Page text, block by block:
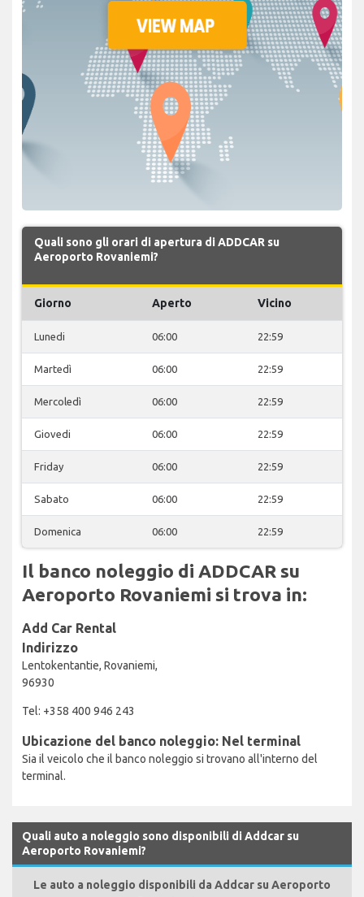
Quali sono gli orari di apertura di ADDCAR su
Aeroporto Rovaniemi?
Giorno Aperto Vicino
Lunedi 06:00 22:59
Martedì 06:00 22:59
Mercoledì 06:00 22:59
Giovedi 06:00 22:59
Friday 06:00 22:59
Sabato 06:00 22:59
Domenica 06:00 22:59
Il banco noleggio di ADDCAR su
Aeroporto Rovaniemi si trova in:
Add Car Rental
Indirizzo
Lentokentantie, Rovaniemi,
96930
Tel: +358 400 946 243
Ubicazione del banco noleggio: Nel terminal
Sia il veicolo che il banco noleggio si trovano all'interno del
terminal.
Quali auto a noleggio sono disponibili di Addcar su
Aeroporto Rovaniemi?
Le auto a noleggio disponibili da Addcar su Aeroporto